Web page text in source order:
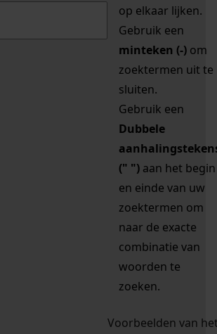
op elkaar lijken.
Gebruik een
minteken (-) om
zoektermen uit te
sluiten.
Gebruik een
Dubbele
(" ") aan het begin
en einde van uw
zoektermen om
naar de exacte
combinatie van
woorden te
zoeken.
Voorbeelden van